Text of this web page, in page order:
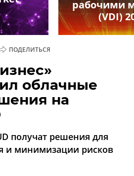
ПОДЕЛИТЬСЯ
облачные
на
получат решения для
и минимизации рисков
рабочими
(VDI)